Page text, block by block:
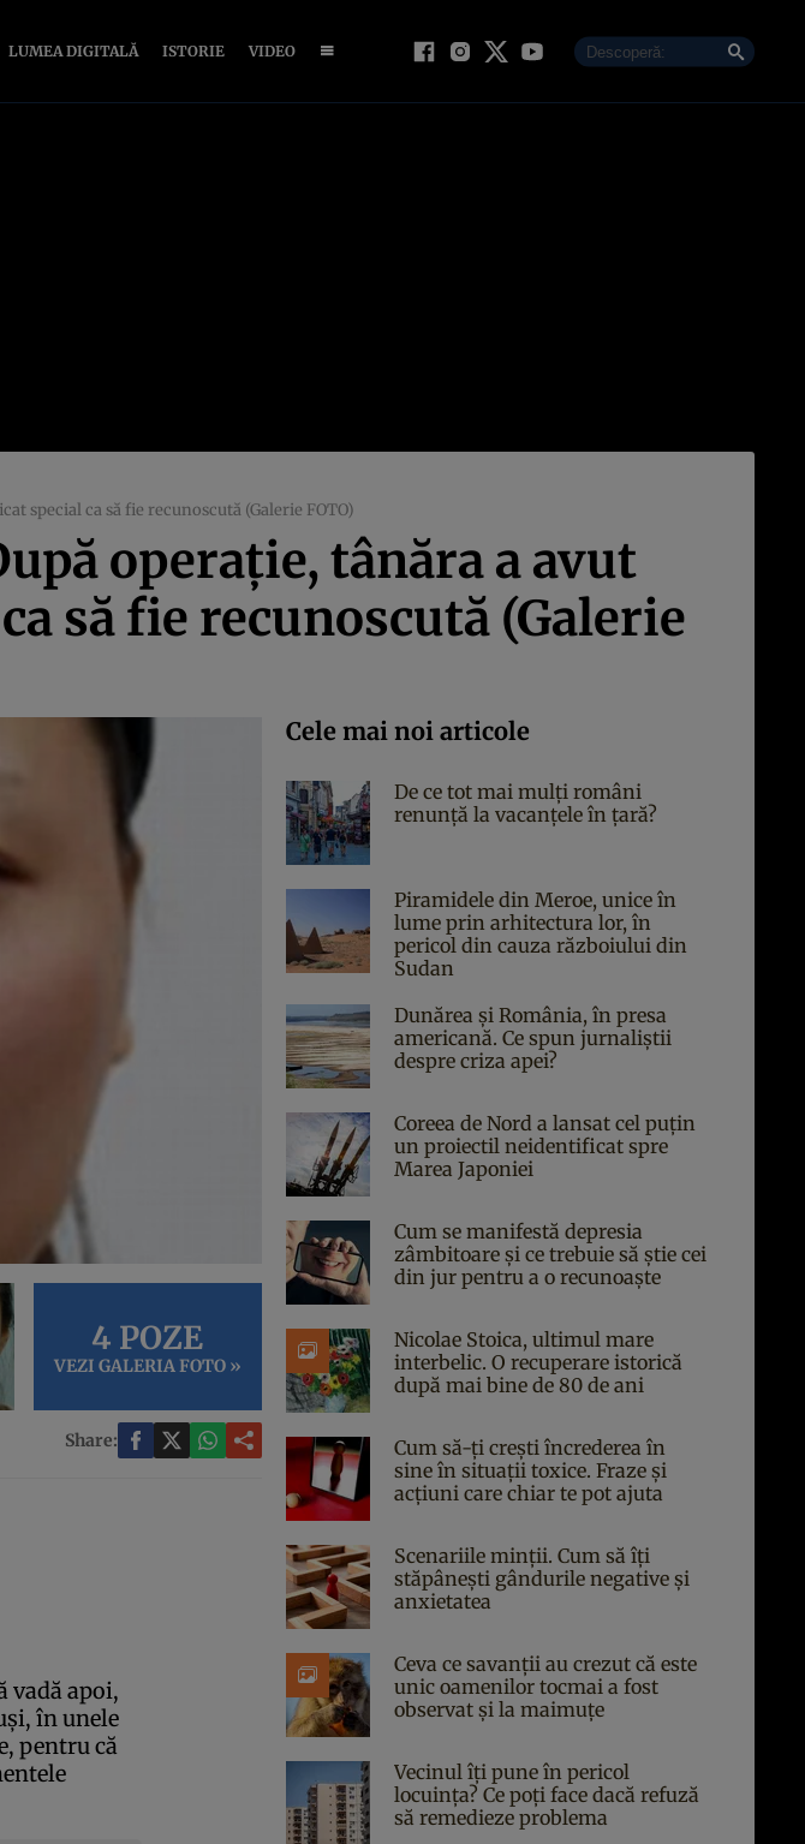
LUMEA DIGITALĂ ISTORIE VIDEO
special ca să fie recunoscută (Galerie FOTO)
operaţie, tânăra a avut
să fie recunoscută (Galerie
4 POZE
VEZI GALERIA FOTO »
Share:
vadă apoi,
în unele
pentru că
Cele mai noi articole
De ce tot mai mulți români
renunță la vacanțele în țară?
Piramidele din Meroe, unice în
lume prin arhitectura lor, în
pericol din cauza războiului din
Sudan
Dunărea și România, în presa
americană. Ce spun jurnaliștii
despre criza apei?
Coreea de Nord a lansat cel puțin
un proiectil neidentificat spre
Marea Japoniei
Cum se manifestă depresia
zâmbitoare și ce trebuie să știe cei
din jur pentru a o recunoaște
Nicolae Stoica, ultimul mare
interbelic. O recuperare istorică
după mai bine de 80 de ani
Cum să-ți crești încrederea în
sine în situații toxice. Fraze și
acțiuni care chiar te pot ajuta
Scenariile minții. Cum să îți
stăpânești gândurile negative și
anxietatea
Ceva ce savanții au crezut că este
unic oamenilor tocmai a fost
observat și la maimuțe
Vecinul îți pune în pericol
locuința? Ce poți face dacă refuză
să remedieze problema